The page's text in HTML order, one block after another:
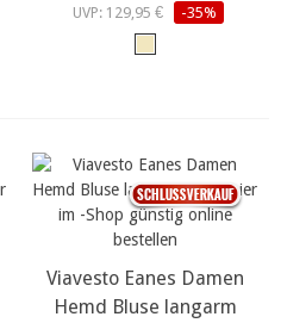
UVP: 129,95 € -35%
Viavesto Eanes Damen
Hemd Bluse langarm